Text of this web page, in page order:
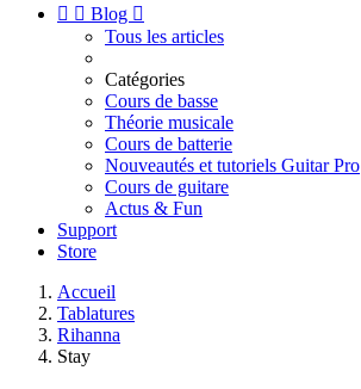
  Blog 
Tous les articles
Catégories
Cours de basse
Théorie musicale
Cours de batterie
Nouveautés et tutoriels Guitar Pro
Cours de guitare
Actus & Fun
Support
Store
Accueil
Tablatures
Rihanna
Stay